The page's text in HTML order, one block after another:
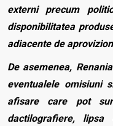
externi precum
disponibilitatea
adiacente de
De asemenea,
eventualele omisiuni
afisare care pot
dactilografiere,